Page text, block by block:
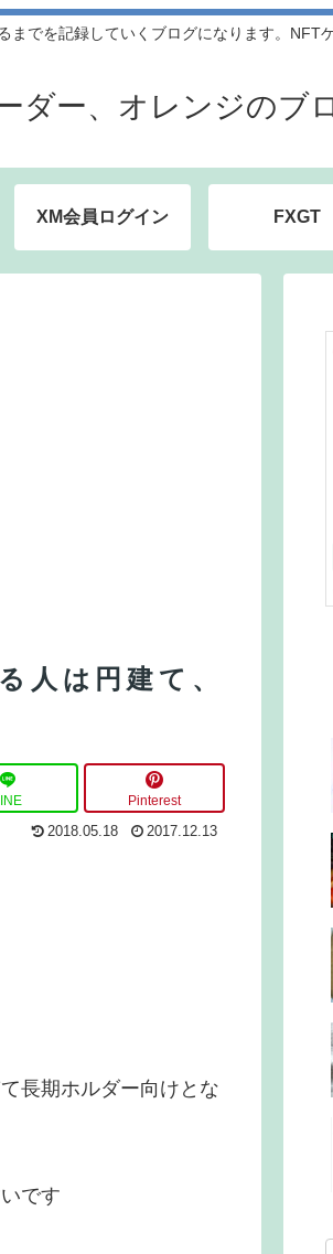
でを記録していくブログになります。NFT
ダー、オレンジのブ
XM会員ログイン FXGT
人は円建て、
Pinterest
2018.05.18 2017.12.13
長期ホルダー向けとな
です